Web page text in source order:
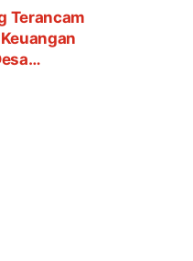
Terancam